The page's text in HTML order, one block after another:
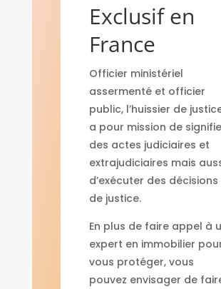
Exclusif en
France
Officier ministériel
assermenté et officier
public, l’huissier de
a pour mission de
des actes judiciaires et
extrajudiciaires mais
d’exécuter des décisions
de justice.
En plus de faire appel à
expert en immobilier
vous protéger, vous
pouvez envisager de